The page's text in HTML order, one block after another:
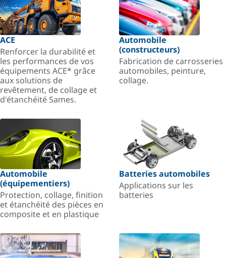
ACE
Renforcer la durabilité et
les performances de vos
équipements ACE* grâce
aux solutions de
revêtement, de collage et
d'étanchéité Sames.
Automobile
(constructeurs)
Fabrication de carrosseries
automobiles, peinture,
collage.
Automobile
(équipementiers)
Protection, collage, finition
et étanchéité des pièces en
composite et en plastique
Batteries automobiles
Applications sur les
batteries